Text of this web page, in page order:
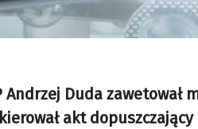
Andrzej Duda zawetował
akt